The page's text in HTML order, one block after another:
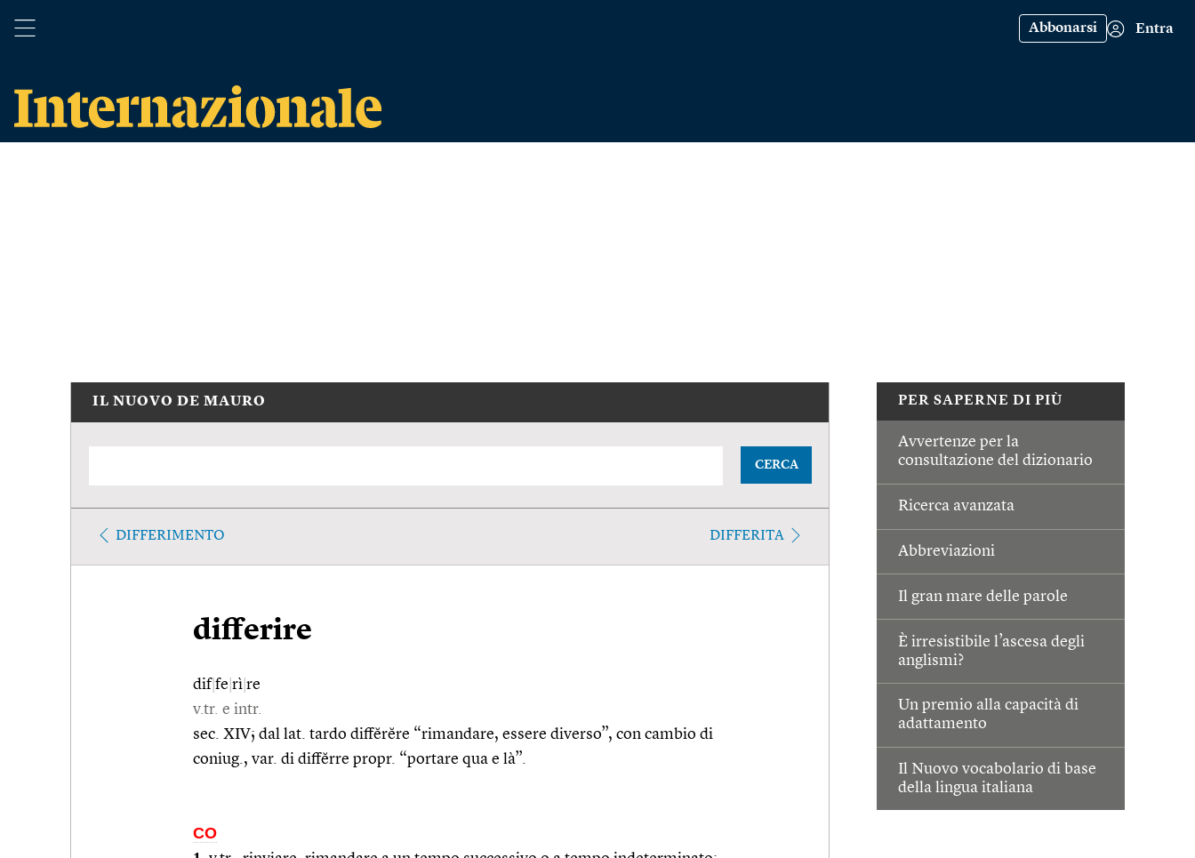
Abbonarsi Entra
PER SAPERNE DI PIÙ
Avvertenze per la
consultazione del dizionario
Ricerca avanzata
Abbreviazioni
Il gran mare delle parole
È irresistibile l’ascesa degli
anglismi?
Un premio alla capacità di
adattamento
Il Nuovo vocabolario di base
della lingua italiana
IL NUOVO DE MAURO
CERCA
DIFFERIMENTO DIFFERITA
differire
dif|fe rì re
v.tr. e intr.
sec. XIV; dal lat. tardo diffĕrĕre “rimandare, essere diverso”, con cambio di
coniug., var. di diffĕrre propr. “portare qua e là”.
CO